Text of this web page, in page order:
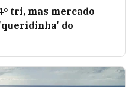
tri, mas mercado
do